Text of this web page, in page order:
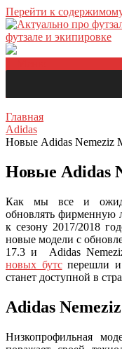
Перейти к
Главная
Adidas
Новые Adidas Nemeziz
Новые Adidas
Как мы все и
обновлять фирменную
к сезону 2017/2018
новые модели с
17.3 и Adidas
новых бутсперешли и
станет доступной в
Adidas
Низкопрофильная